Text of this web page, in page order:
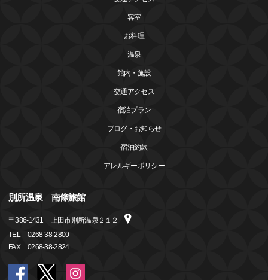
客室
お料理
温泉
館内・施設
交通アクセス
宿泊プラン
ブログ・お知らせ
宿泊約款
アレルギーポリシー
別所温泉 南條旅館
〒386-1431
上田市別所温泉２１２
TEL
0268-38-2800
FAX
0268-38-2824